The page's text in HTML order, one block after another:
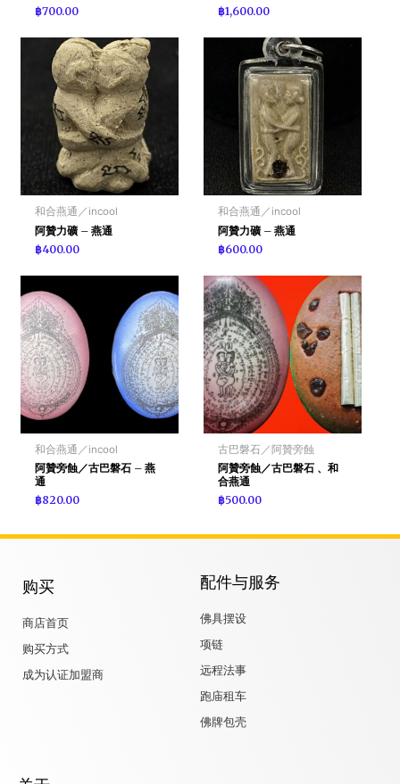
฿700.00
฿1,600.00
和合燕通／incool
阿贊力礦 – 燕通
฿400.00
和合燕通／incool
阿贊力礦 – 燕通
฿600.00
和合燕通／incool
阿贊旁蝕／古巴磐石 – 燕
通
฿820.00
古巴磐石／阿贊旁蝕
阿贊旁蝕／古巴磐石 、和
合燕通
฿500.00
购买
商店首页
购买方式
成为认证加盟商
配件与服务
佛具摆设
项链
远程法事
跑庙租车
佛牌包壳